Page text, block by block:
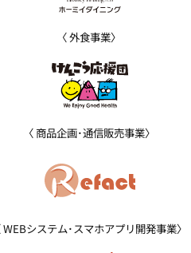
外食事業
商品企画･通信販売事業
WEBシステム･スマホアプリ開発事業